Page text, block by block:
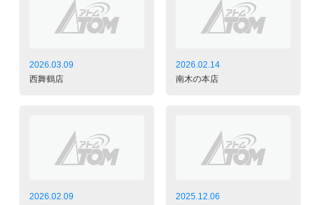
2026.03.09
西舞鶴店
2026.02.14
南木の本店
2026.02.09
2025.12.06